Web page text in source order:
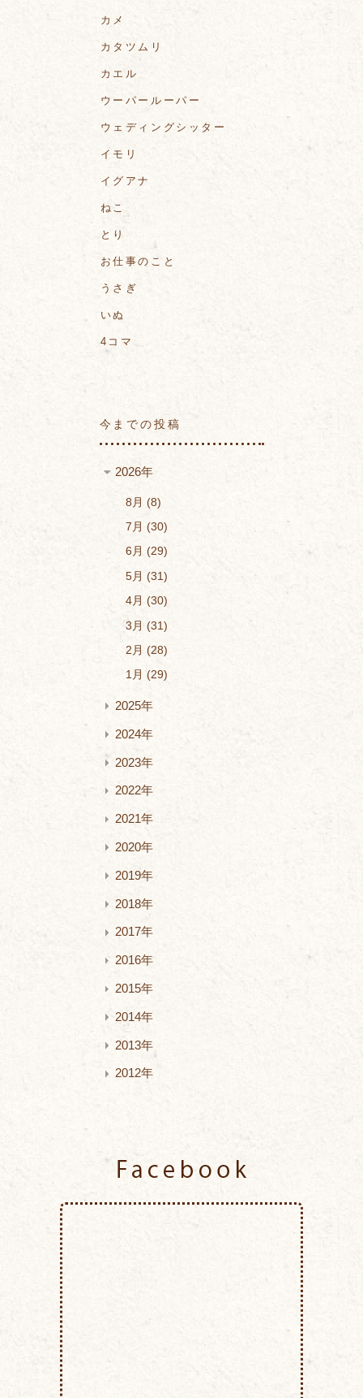
カメ
カタツムリ
カエル
ウーパールーパー
ウェディングシッター
イモリ
イグアナ
ねこ
とり
お仕事のこと
うさぎ
いぬ
4コマ
今までの投稿
2026年
8月
8
7月
30
6月
29
5月
31
4月
30
3月
31
2月
28
1月
29
2025年
2024年
2023年
2022年
2021年
2020年
2019年
2018年
2017年
2016年
2015年
2014年
2013年
2012年